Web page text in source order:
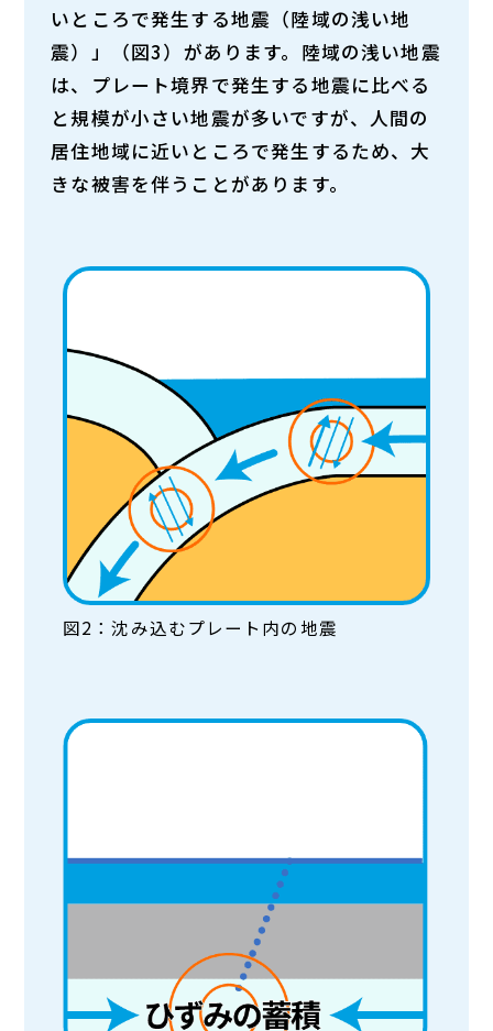
いところで発生する地震（陸域の浅い地
震）」（図3） があります。陸域の浅い地震
は、プレート境界で発生する地震に比べる
と規模が小さい地震が多いですが、人間の
居住地域に近いところで発生するため、大
きな被害を伴うことがあります。
図2：沈み込むプレート内の地震